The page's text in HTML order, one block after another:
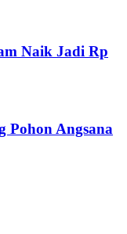
Naik Jadi Rp
Pohon Angsana